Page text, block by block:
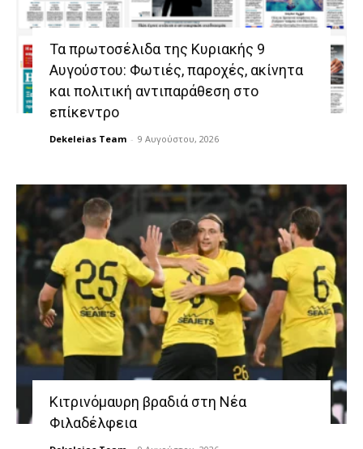
Τα πρωτοσέλιδα της Κυριακής 9
Αυγούστου: Φωτιές, παροχές, ακίνητα
και πολιτική αντιπαράθεση στο
επίκεντρο
Dekeleias Team - 9 Αυγούστου, 2026
Κιτρινόμαυρη βραδιά στη Νέα
Φιλαδέλφεια